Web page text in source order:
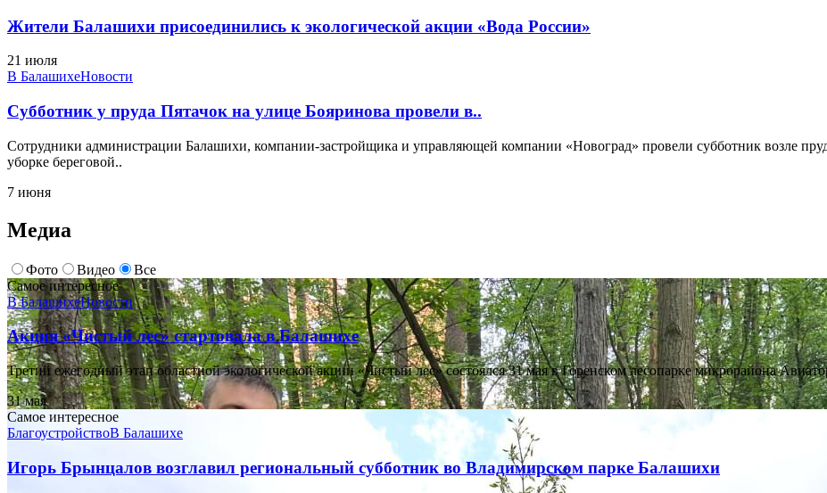
Жители Балашихи присоединились к экологической акции «Вода России»
21 июля
В БалашихеНовости
Субботник у пруда Пятачок на улице Бояринова провели в..
Сотрудники администрации Балашихи, компании-застройщика и управляющей компании «Новоград» провели субботник возле
уборке береговой..
7 июня
Медиа
Фото Видео
Все
Самое интересное
В БалашихеНовости
Акция «Чистый лес» стартовала в Балашихе
Третий ежегодный этап областной экологической акции «Чистый лес» состоялся 31 мая в Горенском лесопарке микрорайона
31 мая
Самое интересное
БлагоустройствоВ Балашихе
Игорь Брынцалов возглавил региональный субботник во Владимирском парке Балашихи